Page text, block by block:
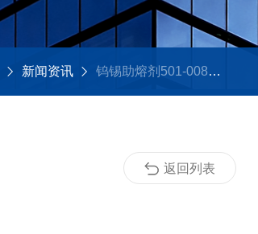
新闻资讯 钨锡助熔剂501-008：金属熔炼的“高效催化剂”
返回列表